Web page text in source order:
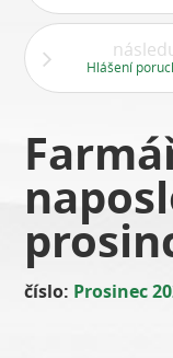
číslo: Prosinec